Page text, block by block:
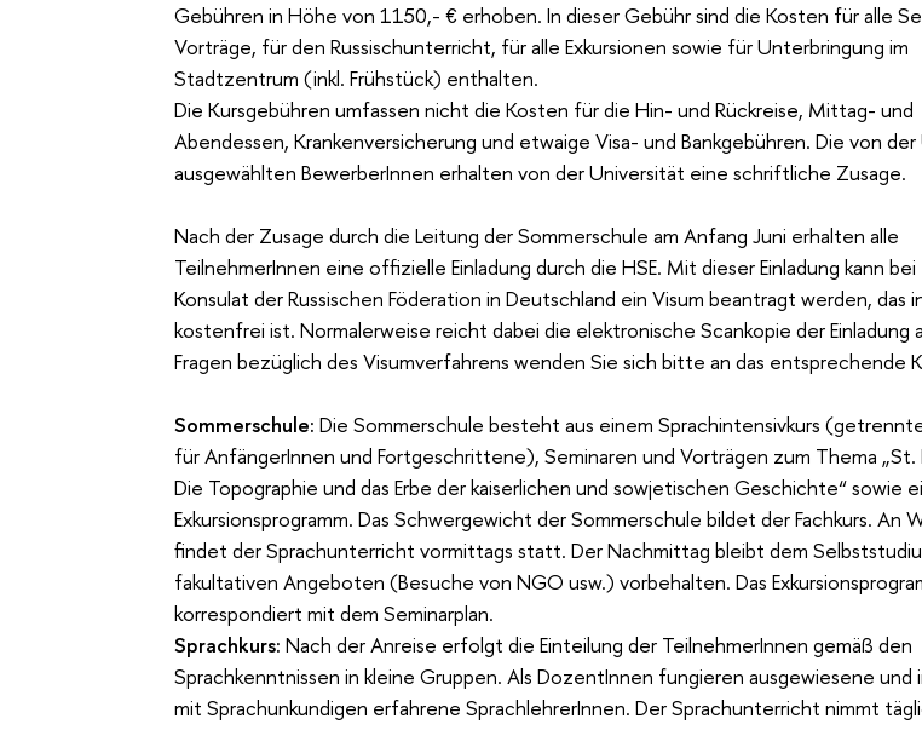
Gebühren in Höhe von 1150,- € erhoben. In dieser Gebühr sind die Kosten für alle
Vorträge, für den Russischunterricht, für alle Exkursionen sowie für Unterbringung im
Stadtzentrum (inkl. Frühstück) enthalten.
Die Kursgebühren umfassen nicht die Kosten für die Hin- und Rückreise, Mittag- und
Abendessen, Krankenversicherung und etwaige Visa- und Bankgebühren. Die von
ausgewählten BewerberInnen erhalten von der Universität eine schriftliche Zusage.
Nach der Zusage durch die Leitung der Sommerschule am Anfang Juni erhalten alle
TeilnehmerInnen eine offizielle Einladung durch die HSE. Mit dieser Einladung kann
Konsulat der Russischen Föderation in Deutschland ein Visum beantragt werden, das
kostenfrei ist. Normalerweise reicht dabei die elektronische Scankopie der Einladung
Fragen bezüglich des Visumverfahrens wenden Sie sich bitte an das entsprechende
Sommerschule: Die Sommerschule besteht aus einem Sprachintensivkurs
für AnfängerInnen und Fortgeschrittene), Seminaren und Vorträgen zum Thema „St.
Die Topographie und das Erbe der kaiserlichen und sowjetischen Geschichte“ sowie
Exkursionsprogramm. Das Schwergewicht der Sommerschule bildet der Fachkurs. An
findet der Sprachunterricht vormittags statt. Der Nachmittag bleibt dem
fakultativen Angeboten (Besuche von NGO usw.) vorbehalten. Das
korrespondiert mit dem Seminarplan.
Sprachkurs: Nach der Anreise erfolgt die Einteilung der TeilnehmerInnen gemäß den
Sprachkenntnissen in kleine Gruppen. Als DozentInnen fungieren ausgewiesene und
mit Sprachunkundigen erfahrene SprachlehrerInnen. Der Sprachunterricht nimmt